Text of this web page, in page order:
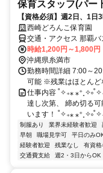
保育スタッフ(パー
【資格必須】週2日、1
西崎どろんこ保育園
交通・アクセス 那覇
10分
時給1,200円～1,800円
沖縄県糸満市
勤務時間詳細 7:00～
可能 ※残業はほとんど
仕事内容 ˚✧₊⁎
達し次第、 締め切る
います！ ˚✧₊⁎
制服あり 業界未経験者歓迎
早朝
職場見学可 平日のみ
経験者歓迎
残業なし 有資格
交通費支給
週2・3日からOK